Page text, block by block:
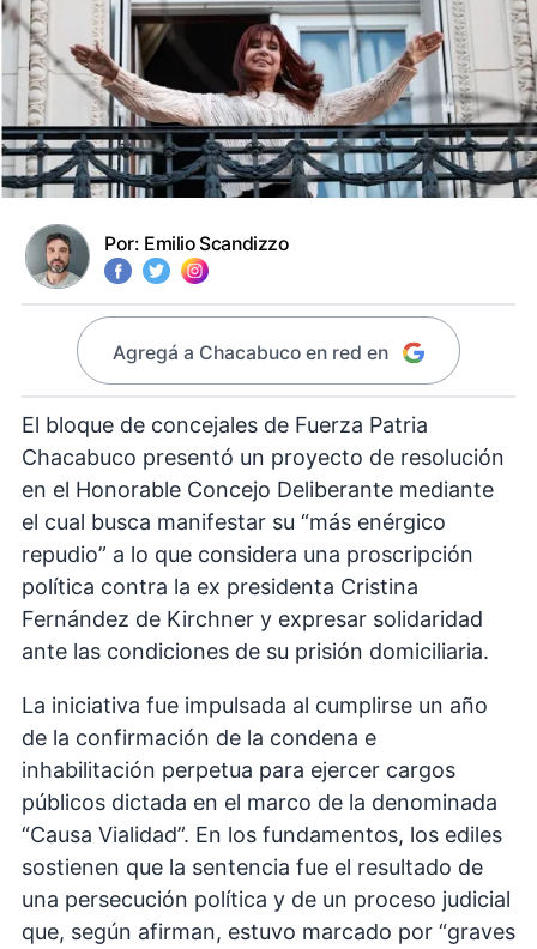
Por: Emilio Scandizzo
Agregá a Chacabuco en red en
El bloque de concejales de Fuerza Patria
Chacabuco presentó un proyecto de resolución
en el Honorable Concejo Deliberante mediante
el cual busca manifestar su “más enérgico
repudio” a lo que considera una proscripción
política contra la ex presidenta Cristina
Fernández de Kirchner y expresar solidaridad
ante las condiciones de su prisión domiciliaria.
La iniciativa fue impulsada al cumplirse un año
de la confirmación de la condena e
inhabilitación perpetua para ejercer cargos
públicos dictada en el marco de la denominada
“Causa Vialidad”. En los fundamentos, los ediles
sostienen que la sentencia fue el resultado de
una persecución política y de un proceso judicial
que, según afirman, estuvo marcado por “graves